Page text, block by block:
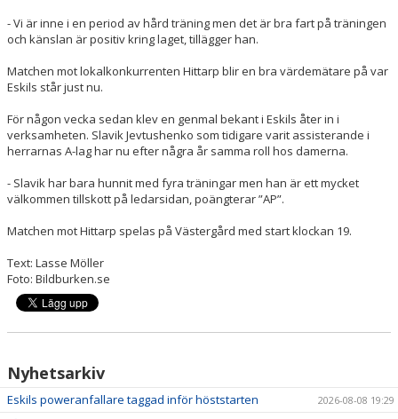
- Vi är inne i en period av hård träning men det är bra fart på träningen
och känslan är positiv kring laget, tillägger han.
Matchen mot lokalkonkurrenten Hittarp blir en bra värdemätare på var
Eskils står just nu.
För någon vecka sedan klev en genmal bekant i Eskils åter in i
verksamheten. Slavik Jevtushenko som tidigare varit assisterande i
herrarnas A-lag har nu efter några år samma roll hos damerna.
- Slavik har bara hunnit med fyra träningar men han är ett mycket
välkommen tillskott på ledarsidan, poängterar ”AP”.
Matchen mot Hittarp spelas på Västergård med start klockan 19.
Text: Lasse Möller
Foto: Bildburken.se
Nyhetsarkiv
Eskils poweranfallare taggad inför höststarten 2026-08-08 19:29